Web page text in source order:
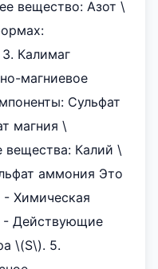
вещество: Азот \
Калимаг
магниевое
Сульфат
магния \
вещества: Калий \
аммония Это
- Химическая
- Действующие
\(S\). 5.